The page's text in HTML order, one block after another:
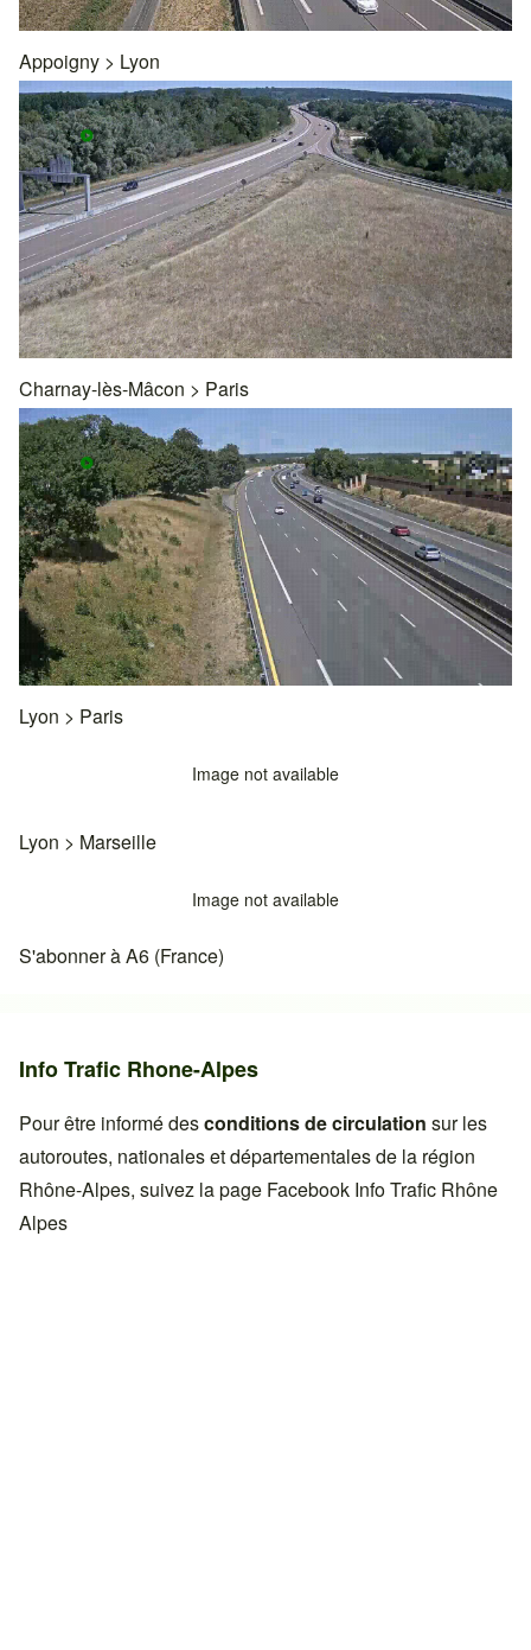
Appoigny > Lyon
Charnay-lès-Mâcon > Paris
Lyon > Paris
Image not available
Lyon > Marseille
Image not available
S'abonner à A6 (France)
Info Trafic Rhone-Alpes
Pour être informé desconditions de circulation sur les
autoroutes, nationales et départementales de la région
Rhône-Alpes, suivez la page Facebook Info Trafic Rhône
Alpes